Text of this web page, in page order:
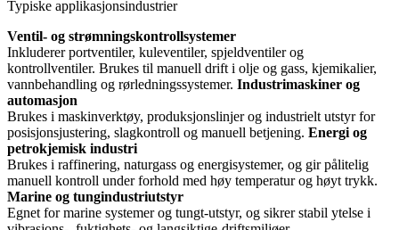
Typiske applikasjonsindustrier
Ventil- og strømningskontrollsystemer
Inkluderer portventiler, kuleventiler, spjeldventiler og
kontrollventiler. Brukes til manuell drift i olje og gass, kjemikalier,
vannbehandling og rørledningssystemer. Industrimaskiner og
automasjon
Brukes i maskinverktøy, produksjonslinjer og industrielt utstyr for
posisjonsjustering, slagkontroll og manuell betjening. Energi og
petrokjemisk industri
Brukes i raffinering, naturgass og energisystemer, og gir pålitelig
manuell kontroll under forhold med høy temperatur og høyt trykk.
Marine og tungindustriutstyr
Egnet for marine systemer og tungt-utstyr, og sikrer stabil ytelse i